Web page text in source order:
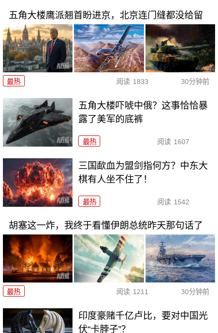
五角大楼鹰派翘首盼进京，北京连门缝都没给留
最热 阅读 1833 30分钟前
五角大楼吓唬中俄？这事恰恰暴
露了美军的底裤
最热 阅读 1607
三国歃血为盟剑指何方？中东大
棋有人坐不住了！
最热 阅读 1542
胡塞这一炸，我终于看懂伊朗总统昨天那句话了
最热 阅读 1211 30分钟前
印度豪赌千亿卢比，要对中国光
伏“卡脖子”？